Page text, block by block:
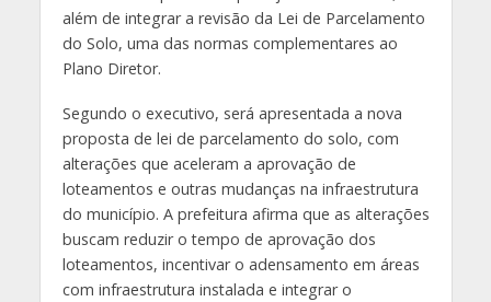
além de integrar a revisão da Lei de Parcelamento
do Solo, uma das normas complementares ao
Plano Diretor.
Segundo o executivo, será apresentada a nova
proposta de lei de parcelamento do solo, com
alterações que aceleram a aprovação de
loteamentos e outras mudanças na infraestrutura
do município. A prefeitura afirma que as alterações
buscam reduzir o tempo de aprovação dos
loteamentos, incentivar o adensamento em áreas
com infraestrutura instalada e integrar o